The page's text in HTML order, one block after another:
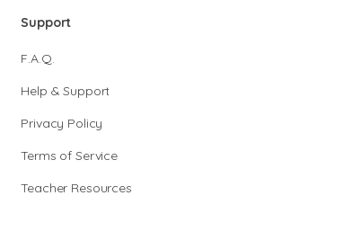
Support
F.A.Q.
Help & Support
Privacy Policy
Terms of Service
Teacher Resources